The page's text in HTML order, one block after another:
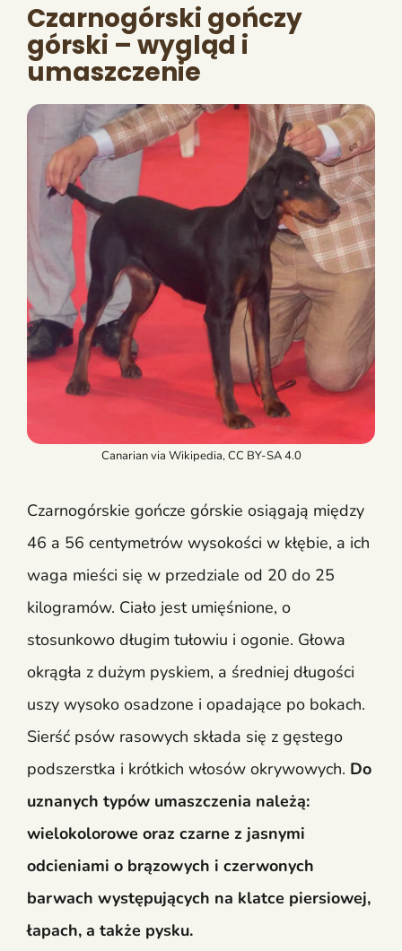
Czarnogórski gończy
górski – wygląd i
umaszczenie
Canarian via Wikipedia, CC BY-SA 4.0
Czarnogórskie gończe górskie osiągają między
46 a 56 centymetrów wysokości w kłębie, a ich
waga mieści się w przedziale od 20 do 25
kilogramów. Ciało jest umięśnione, o
stosunkowo długim tułowiu i ogonie. Głowa
okrągła z dużym pyskiem, a średniej długości
uszy wysoko osadzone i opadające po bokach.
Sierść psów rasowych składa się z gęstego
podszerstka i krótkich włosów okrywowych. Do
uznanych typów umaszczenia należą:
wielokolorowe oraz czarne z jasnymi
odcieniami o brązowych i czerwonych
barwach występujących na klatce piersiowej,
łapach, a także pysku.